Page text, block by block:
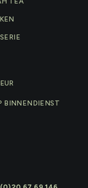
BINNENDIENST